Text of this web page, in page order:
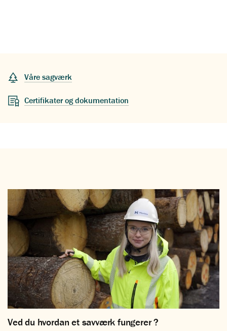
Våre sagværk
Certifikater og dokumentation
Ved du hvordan et savværk fungerer ?